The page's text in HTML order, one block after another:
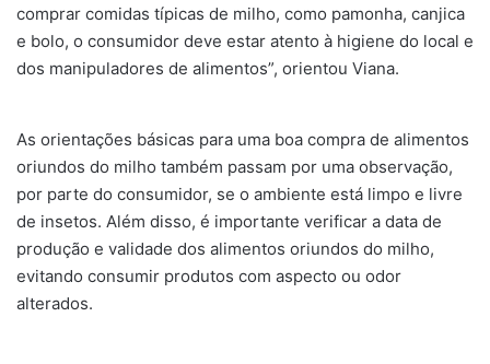
comprar comidas típicas de milho, como pamonha, canjica
e bolo, o consumidor deve estar atento à higiene do local e
dos manipuladores de alimentos”, orientou Viana.
As orientações básicas para uma boa compra de alimentos
oriundos do milho também passam por uma observação,
por parte do consumidor, se o ambiente está limpo e livre
de insetos. Além disso, é importante verificar a data de
produção e validade dos alimentos oriundos do milho,
evitando consumir produtos com aspecto ou odor
alterados.